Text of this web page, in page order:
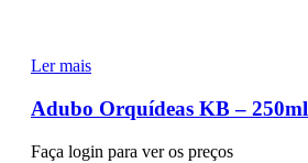
Ler mais
Adubo Orquídeas KB – 250ml
Faça login para ver os preços